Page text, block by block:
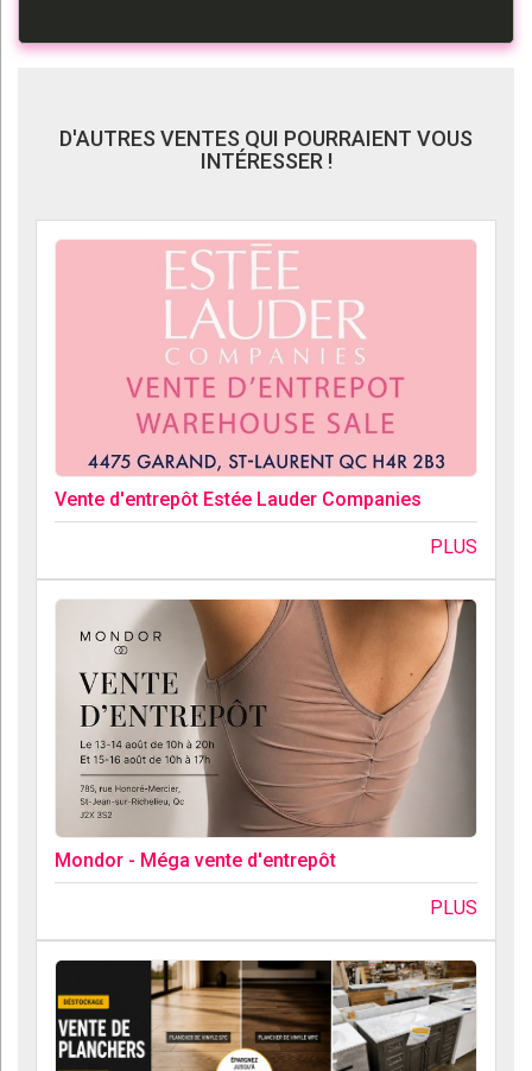
D'AUTRES VENTES QUI POURRAIENT VOUS
INTÉRESSER !
Vente d'entrepôt Estée Lauder Companies
PLUS
Mondor - Méga vente d'entrepôt
PLUS